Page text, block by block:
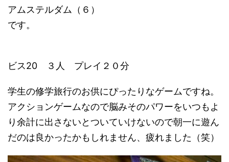
アムステルダム（６）
です。
ビス20 ３人 プレイ２０分
学生の修学旅行のお供にぴったりなゲームですね。
アクションゲームなので脳みそのパワーをいつもよ
り余計に出さないとついていけないので朝一に遊ん
だのは良かったかもしれません、疲れました（笑）